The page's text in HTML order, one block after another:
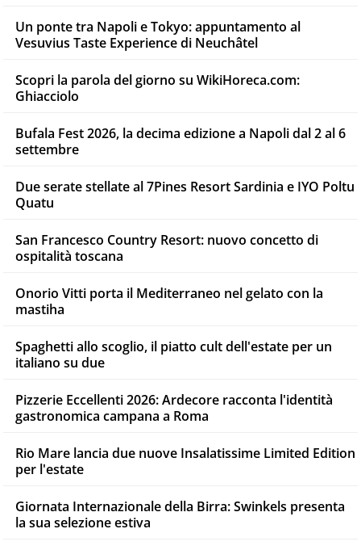
Un ponte tra Napoli e Tokyo: appuntamento al
Vesuvius Taste Experience di Neuchâtel
Scopri la parola del giorno su WikiHoreca.com:
Ghiacciolo
Bufala Fest 2026, la decima edizione a Napoli dal 2 al 6
settembre
Due serate stellate al 7Pines Resort Sardinia e IYO Poltu
Quatu
San Francesco Country Resort: nuovo concetto di
ospitalità toscana
Onorio Vitti porta il Mediterraneo nel gelato con la
mastiha
Spaghetti allo scoglio, il piatto cult dell'estate per un
italiano su due
Pizzerie Eccellenti 2026: Ardecore racconta l'identità
gastronomica campana a Roma
Rio Mare lancia due nuove Insalatissime Limited Edition
per l'estate
Giornata Internazionale della Birra: Swinkels presenta
la sua selezione estiva